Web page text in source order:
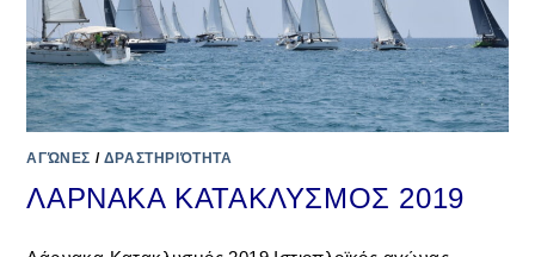
ΑΓΏΝΕΣ / ΔΡΑΣΤΗΡΙΌΤΗΤΑ
ΛΑΡΝΑΚΑ ΚΑΤΑΚΛΥΣΜΟΣ 2019